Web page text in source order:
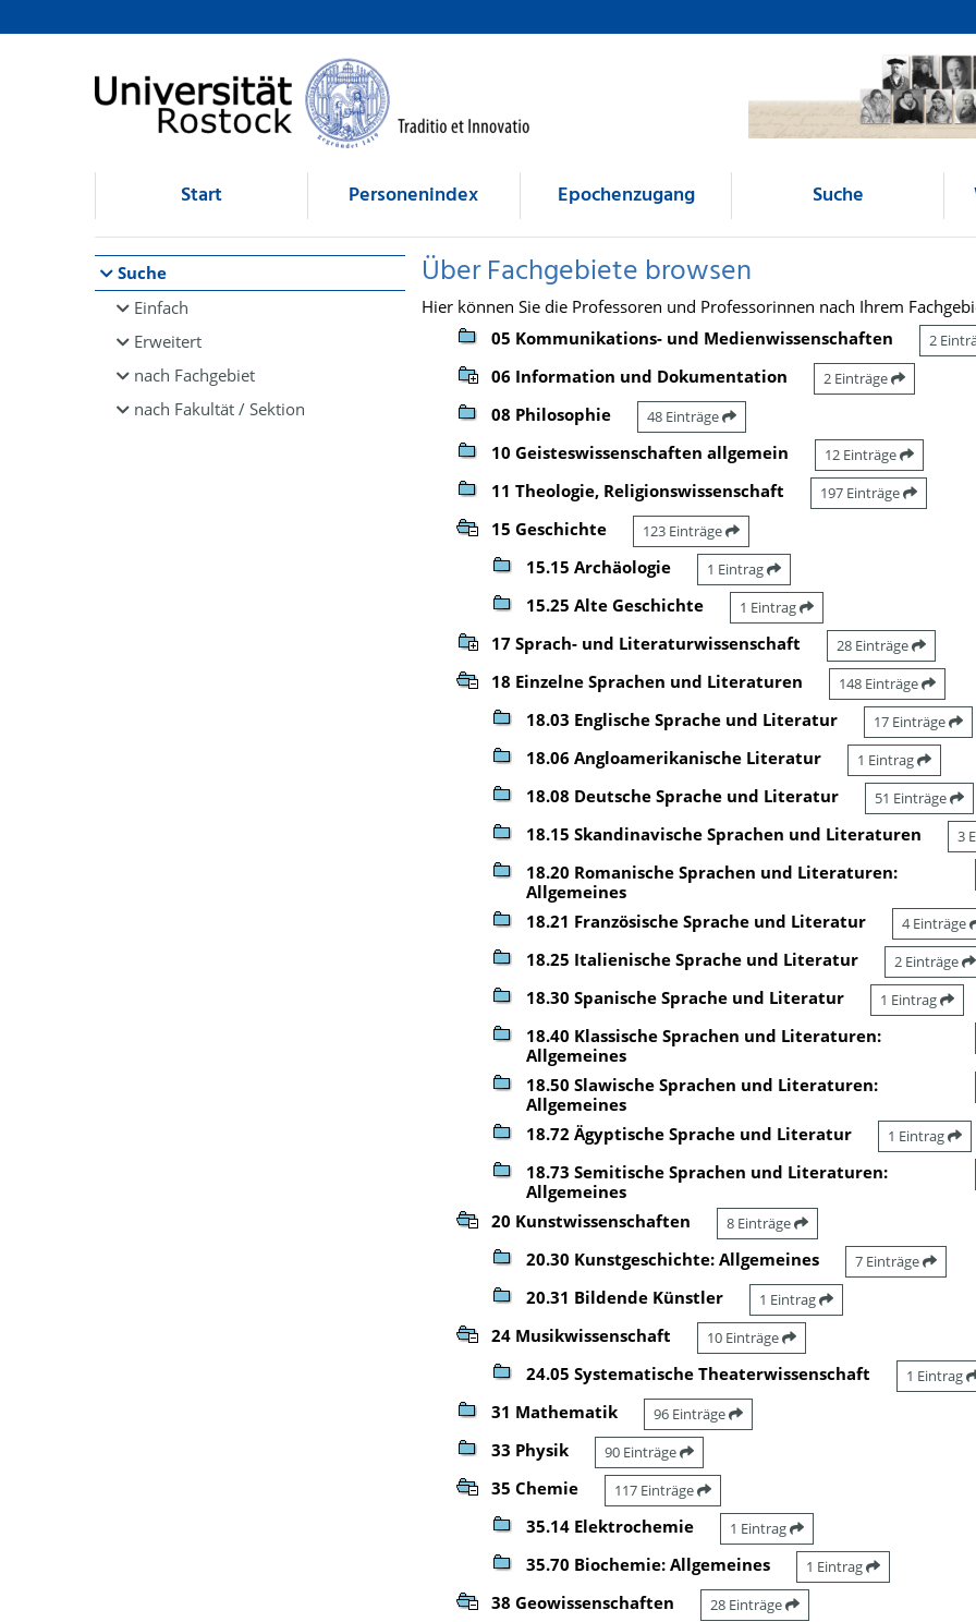
Browsen
direkt zum Inhalt
Start Personenindex Epochenzugang Suche
Suche
Einfach
Erweitert
nach Fachgebiet
nach Fakultät / Sektion
Über Fachgebiete browsen
Hier können Sie die Professoren und Professorinnen nach Ihrem
05 Kommunikations- und Medienwissenschaften
2
06 Information und Dokumentation 2 Einträge
08 Philosophie 48 Einträge
10 Geisteswissenschaften allgemein 12 Einträge
11 Theologie, Religionswissenschaft 197 Einträge
15 Geschichte 123 Einträge
15.15 Archäologie 1 Eintrag
15.25 Alte Geschichte 1 Eintrag
17 Sprach- und Literaturwissenschaft 28 Einträge
18 Einzelne Sprachen und Literaturen 148 Einträge
18.03 Englische Sprache und Literatur 17 Einträge
18.06 Angloamerikanische Literatur 1 Eintrag
18.08 Deutsche Sprache und Literatur 51 Einträge
18.15 Skandinavische Sprachen und Literaturen 3
18.20 Romanische Sprachen und Literaturen:
Allgemeines
18.21 Französische Sprache und Literatur 4 Einträge
18.25 Italienische Sprache und Literatur 2 Einträge
18.30 Spanische Sprache und Literatur 1 Eintrag
18.40 Klassische Sprachen und Literaturen:
Allgemeines
18.50 Slawische Sprachen und Literaturen:
Allgemeines
18.72 Ägyptische Sprache und Literatur 1 Eintrag
18.73 Semitische Sprachen und Literaturen:
Allgemeines
20 Kunstwissenschaften 8 Einträge
20.30 Kunstgeschichte: Allgemeines 7 Einträge
20.31 Bildende Künstler 1 Eintrag
24 Musikwissenschaft 10 Einträge
24.05 Systematische Theaterwissenschaft 1 Eintrag
31 Mathematik 96 Einträge
33 Physik 90 Einträge
35 Chemie 117 Einträge
35.14 Elektrochemie 1 Eintrag
35.70 Biochemie: Allgemeines 1 Eintrag
38 Geowissenschaften 28 Einträge